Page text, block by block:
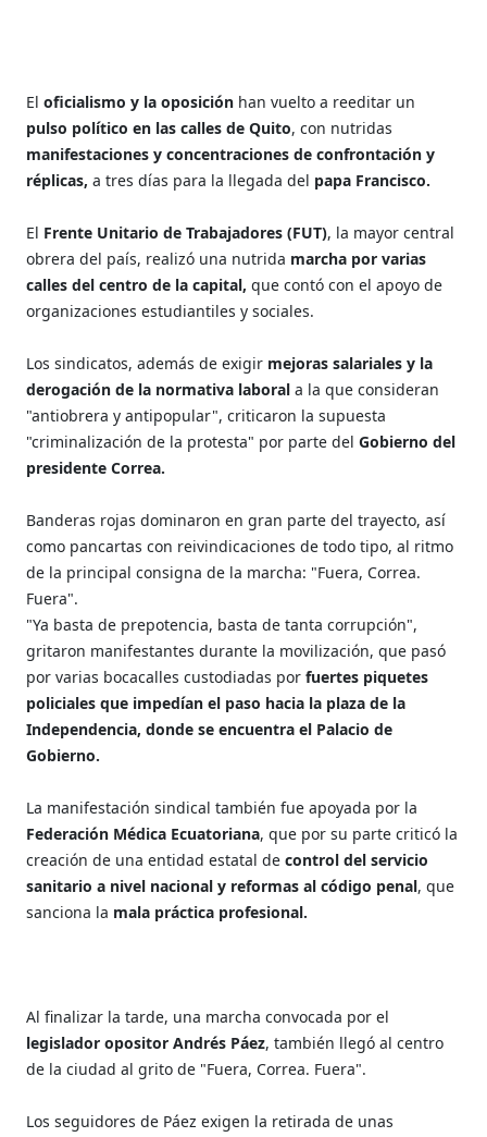
Eloficialismo y la oposición han vuelto a reeditar un
pulso político en las calles de Quito, con nutridas
manifestaciones y concentraciones de confrontación y
réplicas, a tres días para la llegada del papa Francisco.
El Frente Unitario de Trabajadores (FUT), la mayor central
obrera del país, realizó una nutrida marcha por varias
calles del centro de la capital,que contó con el apoyo de
organizaciones estudiantiles y sociales.
Los sindicatos, además de exigir mejoras salariales y la
derogación de la normativa laboral a la que consideran
"antiobrera y antipopular", criticaron la supuesta
"criminalización de la protesta" por parte delGobierno del
presidente Correa.
Banderas rojas dominaron en gran parte del trayecto, así
como pancartas con reivindicaciones de todo tipo, al ritmo
de la principal consigna de la marcha: "Fuera, Correa.
Fuera".
"Ya basta de prepotencia, basta de tanta corrupción",
gritaron manifestantes durante la movilización, que pasó
por varias bocacalles custodiadas porfuertes piquetes
policiales que impedían el paso hacia la plaza de la
Independencia, donde se encuentra el Palacio de
Gobierno.
La manifestación sindical también fue apoyada por la
Federación Médica Ecuatoriana, que por su parte criticó la
creación de una entidad estatal decontrol del servicio
sanitario a nivel nacional y reformas al código penal, que
sanciona la mala práctica profesional.
Al finalizar la tarde, una marcha convocada por el
legislador opositor Andrés Páez, también llegó al centro
de la ciudad al grito de "Fuera, Correa. Fuera".
Los seguidores de Páez exigen la retirada de unas